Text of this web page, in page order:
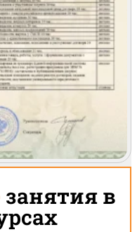
занятия в